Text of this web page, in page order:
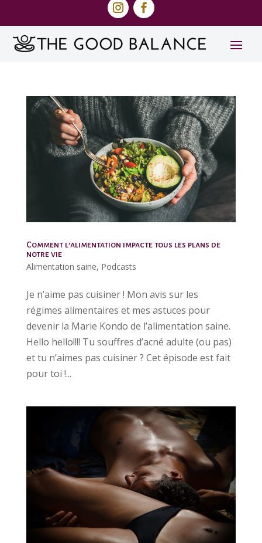
Comment l’alimentation impacte tous les plans de
notre vie
Alimentation saine, Podcasts
Je n’aime pas cuisiner ! Mon avis sur les
régimes alimentaires et mes astuces pour
devenir la Marie Kondo de l’alimentation saine.
Hello hello!!!! Tu souffres d’acné adulte (ou pas)
et tu n’aimes pas cuisiner ? Cet épisode est fait
pour toi !...